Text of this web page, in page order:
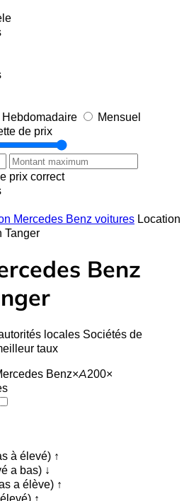
Hebdomadaire
Mensuel
de prix
prix correct
Mercedes Benz voitures Location
Tanger
Benz
locales Sociétés de
taux
Benz×A200×
à élevé) ↑
a bas) ↓
a élève) ↑
↑